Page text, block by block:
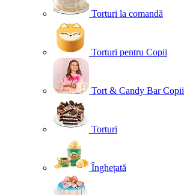
Torturi la comandă
Torturi pentru Copii
Tort & Candy Bar Copii
Torturi
Înghețată